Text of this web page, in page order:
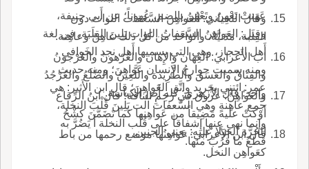
عَهَنتْ تَعْهِنُ وتَعْهُنُ بالضم، عُهوناً؛ عن أَبي حنيفة،
وقيل: العَواهِنُ السَّعَفاتُ اللوات يَلِينَ القِلَبَة، في لغة
أَهل الحجاز، وهي التي يسميها أَهل نجد الخَوافي
ومنه سميت جوارحُ الإِنسان عَواهِنَ؛ ومنه حديث
عمر: ائتني بجريد واتَّقِ العَواهِنَ؛ قال ابن الأَثير: هي
جمع عاهِنةٍ وهي السَّعفات الت يَلِينَ قُلْبَ النخلة،
وإنما نهى عنها إِشفاقاً على قُلْب النخلة أَ يَضُرَّ به
قطعُ ما قرُبَ منها.
وقال اللحياني: العَواهِن السَّعَفات اللوات دون
القِلَبة، مَدَنيَّةٌ، والواحد من كل ذلك عاهِنٌ وعاهِنة.
اب الأَعرابي: العِهان والإِهان والعُرْهونُ والعُرْجونُ
والفِتاقُ والعَسَق والطَّرِيدة واللَّعِينُ والضِّلَعُ والعُرْجُدُ
واحد؛ قال الأَزهري: كله أَص الكِباسة.
والعَواهِنُ: عروق في رحِمِ الناقة؛ قال ابنُ الرِّقاع
أَوْكَتْ عليه مَضِيقاً من عَواهِنها كما تَضَمَّنَ كشْحُ
الحُرَّة الحَبَلا عليه: يعني الجنين.قال ابن الأَعرابي: عَواهِنُها موضع رحمها من باط
كعَواهِن النخل.